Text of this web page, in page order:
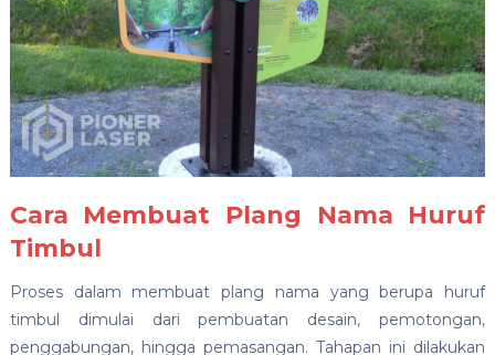
Cara Membuat Plang Nama Huruf
Timbul
Proses dalam membuat plang nama yang berupa huruf
timbul dimulai dari pembuatan desain, pemotongan,
penggabungan, hingga pemasangan. Tahapan ini dilakukan